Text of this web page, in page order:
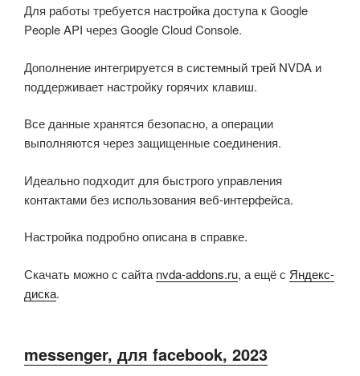
Для работы требуется настройка доступа к Google
People API через Google Cloud Console.
Дополнение интегрируется в системный трей NVDA и
поддерживает настройку горячих клавиш.
Все данные хранятся безопасно, а операции
выполняются через защищенные соединения.
Идеально подходит для быстрого управления
контактами без использования веб-интерфейса.
Настройка подробно описана в справке.
Скачать можно с сайта nvda-addons.ru, а ещё с Яндекс-
диска.
messenger, для facebook, 2023